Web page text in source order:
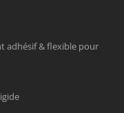
adhésif & flexible pour